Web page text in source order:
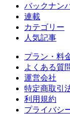
バックナン
連載
カテゴリー
人気記事
プラン・料
よくある質
運営会社
特定商取引
利用規約
プライバシ